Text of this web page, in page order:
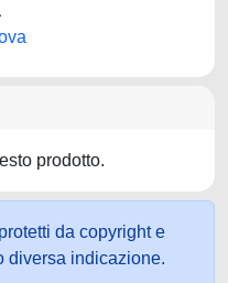
prodotto.
da copyright e
diversa indicazione.